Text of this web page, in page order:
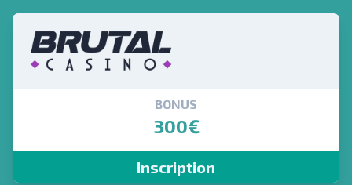
BONUS
300€
Inscription